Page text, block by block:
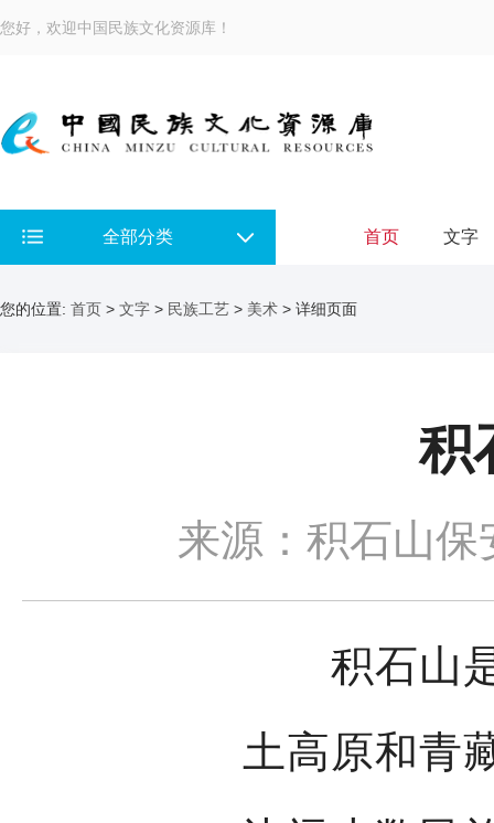
您好，欢迎中国民族文化资源库！
全部分类 首页 文字
您的位置: 首页 > 文字 > 民族工艺 > 美术 > 详细页面
积
来源：积石山
积石山是
土高原和青